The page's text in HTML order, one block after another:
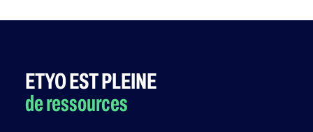
ETYO EST PLEINE
de ressources